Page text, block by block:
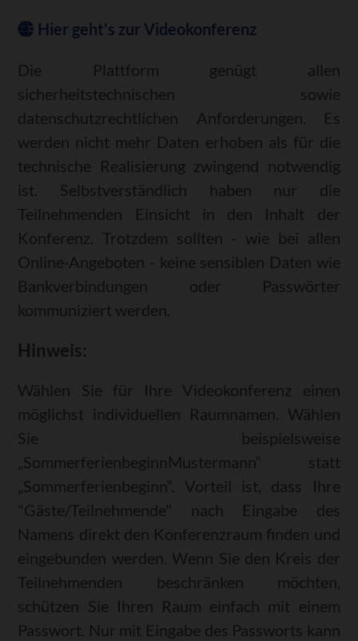
Hier geht's zur Videokonferenz
Die Plattform genügt allen
sicherheitstechnischen sowie
datenschutzrechtlichen Anforderungen. Es
werden nicht mehr Daten erhoben als für die
technische Realisierung zwingend notwendig
ist. Selbstverständlich haben nur die
Teilnehmenden Einsicht in den Inhalt der
Konferenz. Trotzdem sollten - wie bei allen
Online-Angeboten - keine sensiblen Daten wie
Bankverbindungen oder Passwörter
kommuniziert werden.
Hinweis:
Wählen Sie für Ihre Videokonferenz einen
möglichst individuellen Raumnamen. Wählen
Sie beispielsweise
„SommerferienbeginnMustermann“ statt
„Sommerferienbeginn“. Vorteil ist, dass Ihre
"Gäste/Teilnehmende" nach Eingabe des
Namens direkt den Konferenzraum finden und
eingebunden werden. Wenn Sie den Kreis der
Teilnehmenden beschränken möchten,
schützen Sie Ihren Raum einfach mit einem
Passwort. Nur mit Eingabe des Passworts kann